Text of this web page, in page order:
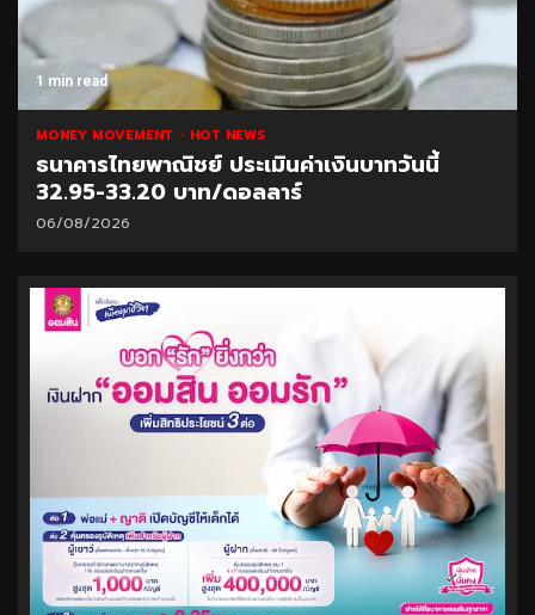
1 min read
MONEY MOVEMENT HOT NEWS
ธนาคารไทยพาณิชย์ ประเมินค่าเงินบาทวันนี้
32.95-33.20 บาท/ดอลลาร์
06/08/2026